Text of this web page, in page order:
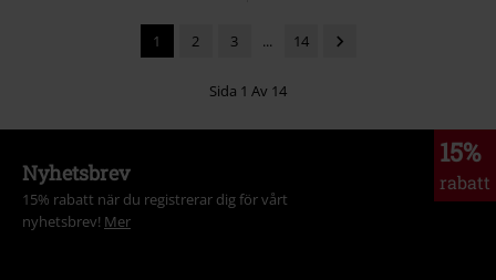
1 2 3 ... 14
Sida 1 Av 14
15%
rabatt
Nyhetsbrev
15% rabatt när du registrerar dig för vårt
nyhetsbrev! Mer